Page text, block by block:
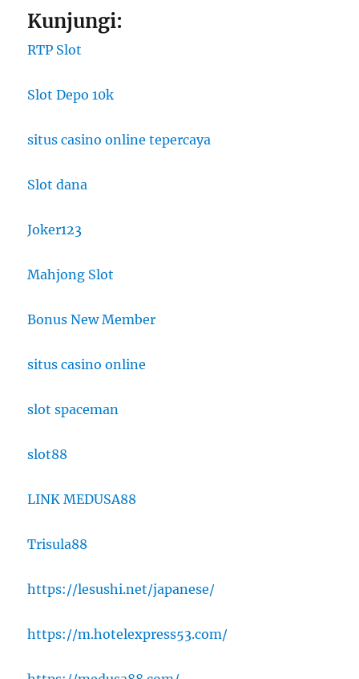
Kunjungi:
RTP Slot
Slot Depo 10k
situs casino online tepercaya
Slot dana
Joker123
Mahjong Slot
Bonus New Member
situs casino online
slot spaceman
slot88
LINK MEDUSA88
Trisula88
https://lesushi.net/japanese/
https://m.hotelexpress53.com/